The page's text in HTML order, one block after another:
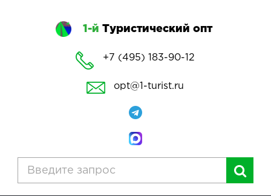
1-й Туристический опт
+7 (495) 183-90-12
opt@1-turist.ru